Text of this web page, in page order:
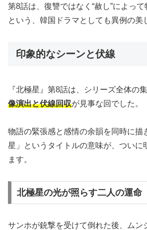
第8話は、復讐ではなく“赦し”によっ
という、韓国ドラマとしても異例の美
印象的なシーンと伏線
『北極星』第8話は、シリーズ全体の
像演出と伏線回収が見事な回でした。
物語の緊張感と感情の余韻を同時に描
星」というタイトルの意味が、ついに
ます。
北極星の光が照らす二人の運命
サンホが銃撃を受けて倒れた後、ムン